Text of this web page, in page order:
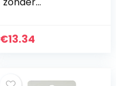
kunstmatige
€13.34